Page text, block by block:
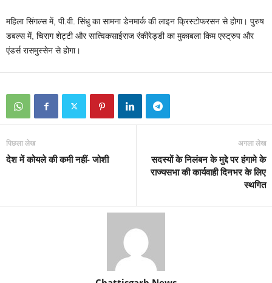
महिला सिंगल्‍स में, पी.वी. सिंधु का सामना डेनमार्क की लाइन क्रिस्टोफरसन से होगा। पुरुष
डबल्‍स में, चिराग शेट्टी और सात्विकसाईराज रंकीरेड्डी का मुकाबला किम एस्ट्रुप और
एंडर्स रासमुस्‍सेन से होगा।
पिछला लेख
देश में कोयले की कमी नहीं- जोशी
अगला लेख
सदस्यों के निलंबन के मुद्दे पर हंगामे के
राज्यसभा की कार्यवाही दिनभर के लिए
स्थगित